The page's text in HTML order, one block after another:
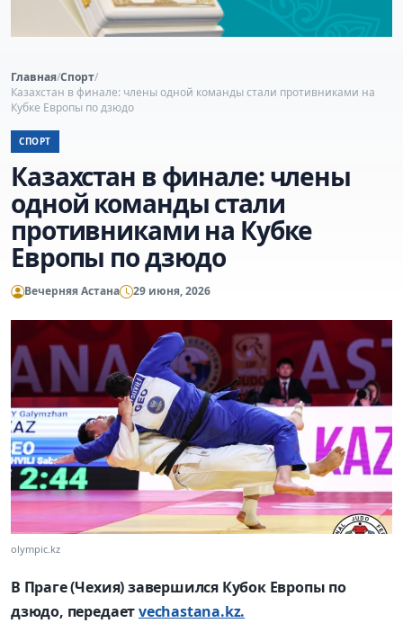
Главная/Спорт/
Казахстан в финале: члены одной команды стали противниками на
Кубке Европы по дзюдо
СПОРТ
Казахстан в финале: члены
одной команды стали
противниками на Кубке
Европы по дзюдо
Вечерняя Астана 29 июня, 2026
olympic.kz
В Праге (Чехия) завершился Кубок Европы по
дзюдо, передаетvechastana.kz.